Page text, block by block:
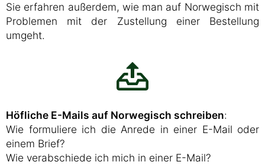
Sie erfahren außerdem, wie man auf Norwegisch mit
Problemen mit der Zustellung einer Bestellung
umgeht.
Höfliche E-Mails auf Norwegisch schreiben:
Wie formuliere ich die Anrede in einer E-Mail oder
einem Brief?
Wie verabschiede ich mich in einer E-Mail?